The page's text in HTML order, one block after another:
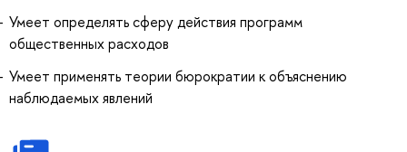
Умеет определять сферу действия программ
общественных расходов
Умеет применять теории бюрократии к объяснению
наблюдаемых явлений